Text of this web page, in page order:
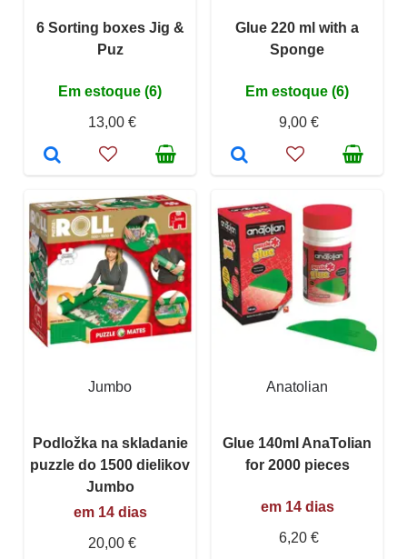
6 Sorting boxes Jig &
Puz
Em estoque (6)
13,00 €
Glue 220 ml with a
Sponge
Em estoque (6)
9,00 €
Jumbo
Podložka na skladanie
puzzle do 1500 dielikov
Jumbo
em 14 dias
20,00 €
Anatolian
Glue 140ml AnaTolian
for 2000 pieces
em 14 dias
6,20 €